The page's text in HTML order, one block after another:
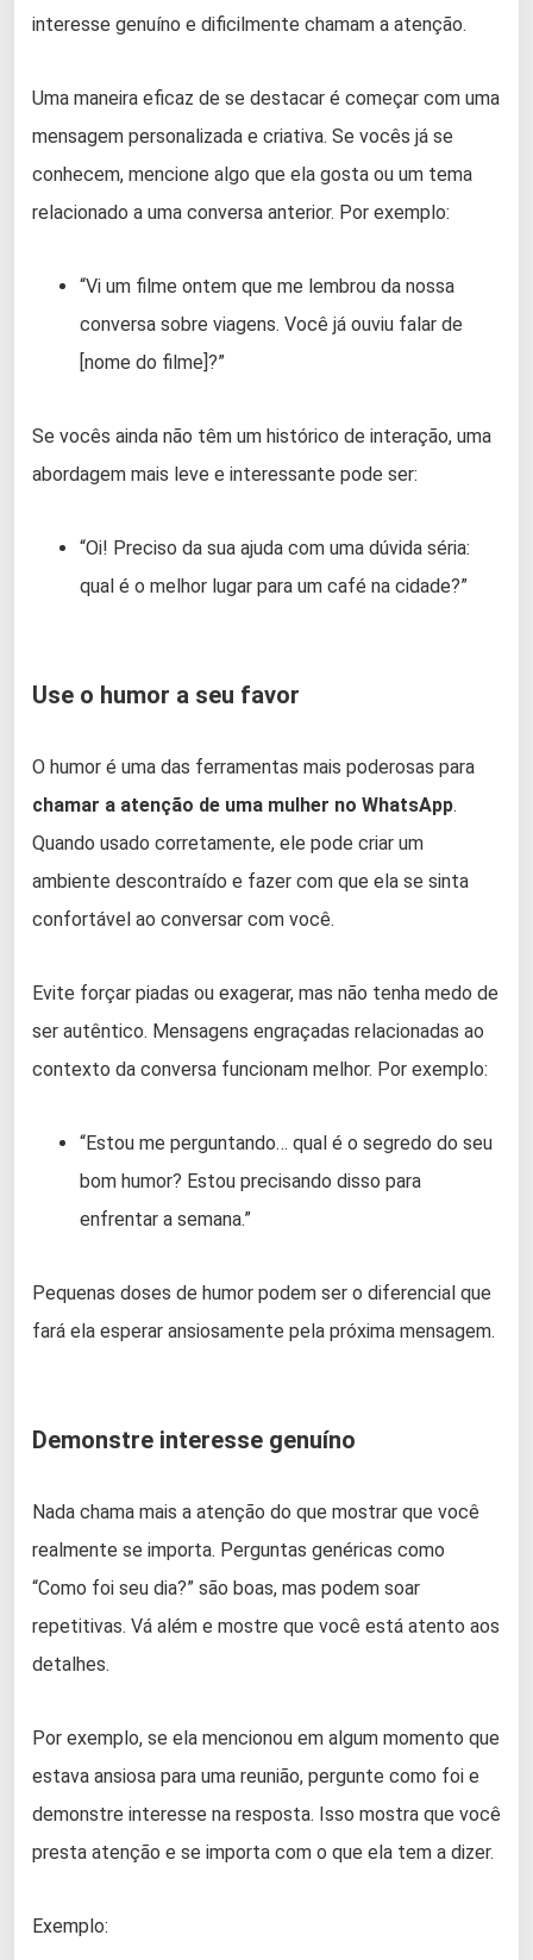
interesse genuíno e dificilmente chamam a atenção.
Uma maneira eficaz de se destacar é começar com uma
mensagem personalizada e criativa. Se vocês já se
conhecem, mencione algo que ela gosta ou um tema
relacionado a uma conversa anterior. Por exemplo:
“Vi um filme ontem que me lembrou da nossa
conversa sobre viagens. Você já ouviu falar de
[nome do filme]?”
Se vocês ainda não têm um histórico de interação, uma
abordagem mais leve e interessante pode ser:
“Oi! Preciso da sua ajuda com uma dúvida séria:
qual é o melhor lugar para um café na cidade?”
Use o humor a seu favor
O humor é uma das ferramentas mais poderosas para
chamar a atenção de uma mulher no WhatsApp.
Quando usado corretamente, ele pode criar um
ambiente descontraído e fazer com que ela se sinta
confortável ao conversar com você.
Evite forçar piadas ou exagerar, mas não tenha medo de
ser autêntico. Mensagens engraçadas relacionadas ao
contexto da conversa funcionam melhor. Por exemplo:
“Estou me perguntando… qual é o segredo do seu
bom humor? Estou precisando disso para
enfrentar a semana.”
Pequenas doses de humor podem ser o diferencial que
fará ela esperar ansiosamente pela próxima mensagem.
Demonstre interesse genuíno
Nada chama mais a atenção do que mostrar que você
realmente se importa. Perguntas genéricas como
“Como foi seu dia?” são boas, mas podem soar
repetitivas. Vá além e mostre que você está atento aos
detalhes.
Por exemplo, se ela mencionou em algum momento que
estava ansiosa para uma reunião, pergunte como foi e
demonstre interesse na resposta. Isso mostra que você
presta atenção e se importa com o que ela tem a dizer.
Exemplo: